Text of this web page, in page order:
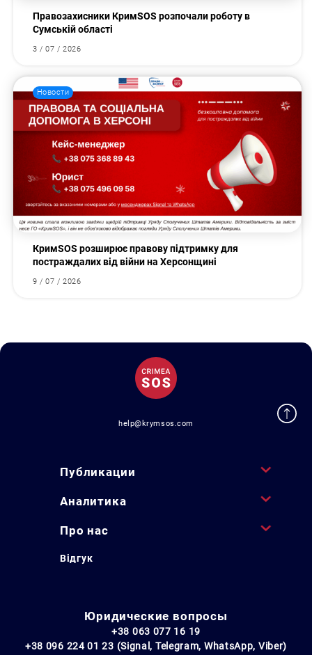
Правозахисники КримSOS розпочали роботу в
Сумській області
3 / 07 / 2026
Новости
КримSOS розширює правову підтримку для
постраждалих від війни на Херсонщині
9 / 07 / 2026
help@krymsos.com
Публикации
Аналитика
Про нас
Відгук
Юридические вопросы
+38 063 077 16 19
+38 096 224 01 23 (Signal, Telegram, WhatsApp, Viber)